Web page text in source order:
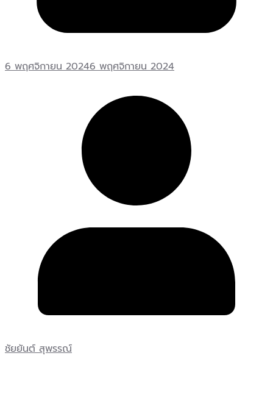
6 พฤศจิกายน 20246 พฤศจิกายน 2024
ชัยยันต์ สุพรรณ์